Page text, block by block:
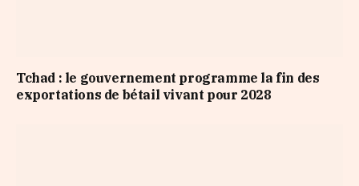
Tchad : le gouvernement programme la fin des
exportations de bétail vivant pour 2028